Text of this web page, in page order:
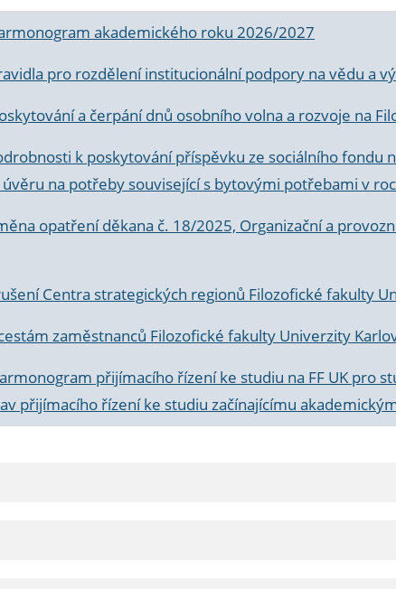
akademického roku 2026/2027
pro rozdělení institucionální podpory na vědu a
a čerpání dnů osobního volna a rozvoje na
k poskytování příspěvku ze sociálního fondu
na potřeby související s bytovými potřebami v
opatření děkana č. 18/2025, Organizační a
Centra strategických regionů Filozofické fakulty
zaměstnanců Filozofické fakulty Univerzity
přijímacího řízení ke studiu na FF UK pro
přijímacího řízení ke studiu začínajícímu